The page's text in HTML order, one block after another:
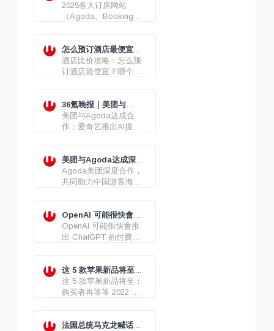
（Agoda、Booking、
Hotels、Expedia）最
2025各大订房网站
（Agoda、Booking、
怎么预订酒店最便宜？
哪个平台（App/网站）
订酒店最划算？
酒店比价攻略：怎么预
订酒店最便宜？哪个平
36氪晚报｜美团与
Agoda达成合作
美团与Agoda达成合
作；爱奇艺推出AI搜
已投入10亿美元
美团与Agoda达成深度
合作，共助出境游“又好
又省”
Agoda美团深度合作，
共同助力中国游客海外
OpenAI 可能很快會推
出 ChatGPT 的付費版
本
OpenAI 可能很快會推
出 ChatGPT 的付費版
这 5 款苹果新品将至：
购买者再等等
这 5 款苹果新品将至：
购买者再等等 2022 款
MacBook Pro...
法国总统马克龙喊话美